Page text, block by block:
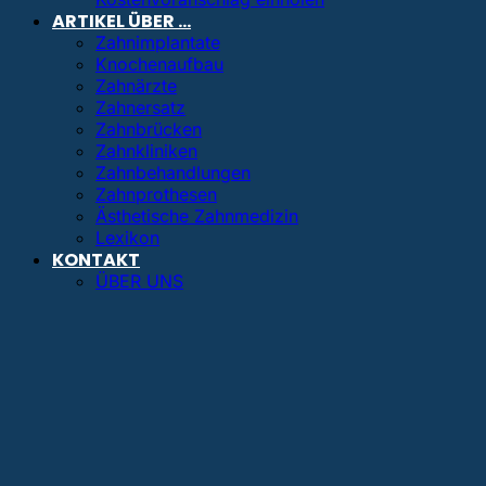
ARTIKEL ÜBER …
Zahnimplantate
Knochenaufbau
Zahnärzte
Zahnersatz
Zahnbrücken
Zahnkliniken
Zahnbehandlungen
Zahnprothesen
Ästhetische Zahnmedizin
Lexikon
KONTAKT
ÜBER UNS